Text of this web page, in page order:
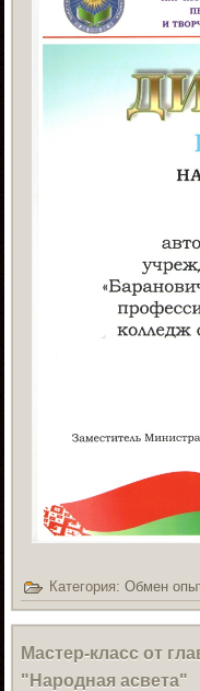
Категория:Обмен
Мастер-класс от
"Народная асвета"